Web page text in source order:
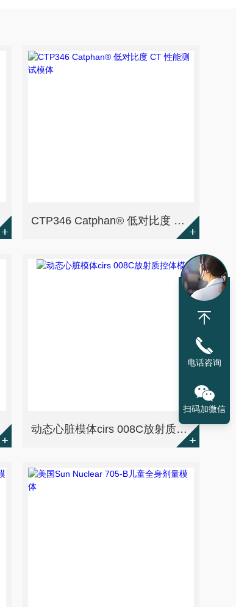
CTP346 Catphan® 低对比度 CT 性能测试模体
动态心脏模体cirs 008C放射质控体模
电话咨询
扫码加微信